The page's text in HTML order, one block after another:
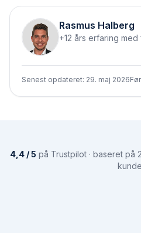
Rasmus Halberg
+12 års erfaring
Senest opdateret: 29. maj 2026
4,4 / 5 på Trustpilot · baseret på